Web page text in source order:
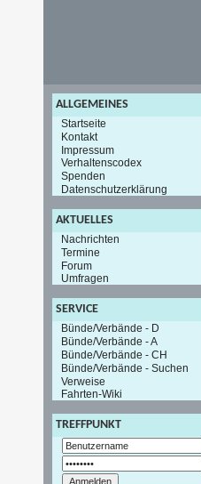
ALLGEMEINES
Startseite
Kontakt
Impressum
Verhaltenscodex
Spenden
Datenschutzerklärung
AKTUELLES
Nachrichten
Termine
Forum
Umfragen
SERVICE
Bünde/Verbände - D
Bünde/Verbände - A
Bünde/Verbände - CH
Bünde/Verbände - Suchen
Verweise
Fahrten-Wiki
TREFFPUNKT